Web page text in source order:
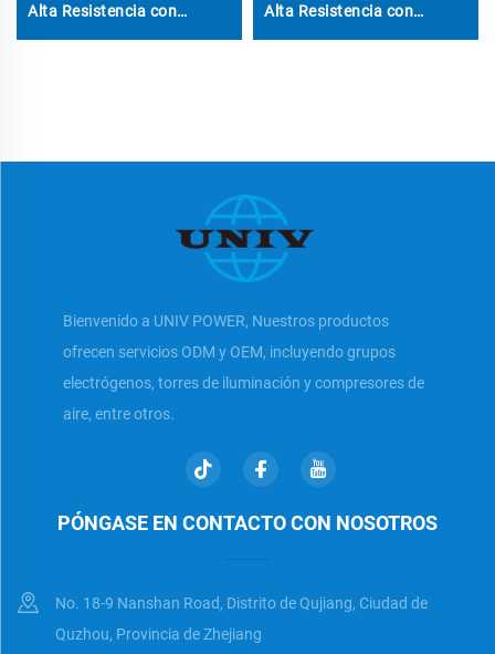
Alta Resistencia con
Alta Resistencia con
Bienvenido a UNIV POWER, Nuestros productos
ofrecen servicios ODM y OEM, incluyendo grupos
electrógenos, torres de iluminación y compresores de
aire, entre otros.
PÓNGASE EN CONTACTO CON NOSOTROS
No. 18-9 Nanshan Road, Distrito de Qujiang, Ciudad de
Quzhou, Provincia de Zhejiang